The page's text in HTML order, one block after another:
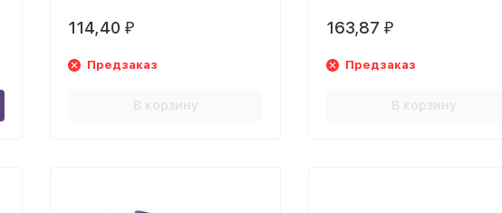
114,40 ₽
Предзаказ
В корзину
163,87 ₽
Предзаказ
В корзину